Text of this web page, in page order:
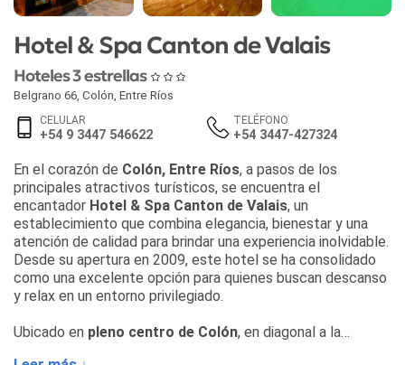
Hotel & Spa Canton de Valais
Hoteles 3 estrellas
Belgrano 66 Colón Entre Ríos
CELULAR
+54 9 3447 546622
TELÉFONO
+54 3447-427324
En el corazón de Colón, Entre Ríos, a pasos de los
principales atractivos turísticos, se encuentra el
encantador Hotel & Spa Canton de Valais, un
establecimiento que combina elegancia, bienestar y una
atención de calidad para brindar una experiencia inolvidable.
Desde su apertura en 2009, este hotel se ha consolidado
como una excelente opción para quienes buscan descanso
y relax en un entorno privilegiado.
Ubicado en pleno centro de Colón, en diagonal a la